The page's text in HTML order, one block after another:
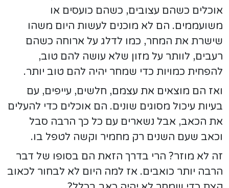
אוכלים כשהם עצובים, כשהם כועסים או
משועממים. הם לא מוכנים לעשות היום משהו
שישרת את המחר, כמו לדלג על ארוחה כשהם
רעבים, לוותר על מזון שלא עושה להם טוב,
להפחית כמויות כדי שמחר יהיה להם טוב יותר.
ואז הם מוצאים את עצמם, חלשים, עייפים, עם
בעיות עיכול מסוגים שונים. הם אוכלים כדי להעלים
את הכאב, אבל נשארים עם כל כך הרבה סבל
וכאב שעם השנים רק מחמיר וקשה לטפל בו.
זה לא מוזר? הרי בדרך הזאת הם בסופו של דבר
הרבה יותר כואבים. אז למה היום לא לבחור לכאוב